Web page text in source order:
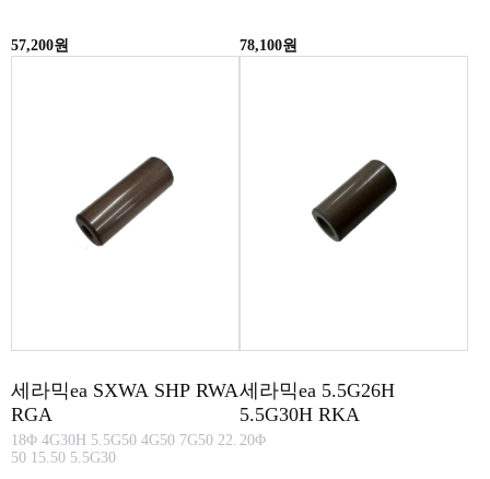
57,200원 78,100원
세라믹ea SXWA SHP RWA
RGA
18Φ 4G30H 5.5G50 4G50 7G50 22.
50 15.50 5.5G30
세라믹ea 5.5G26H
5.5G30H RKA
20Φ